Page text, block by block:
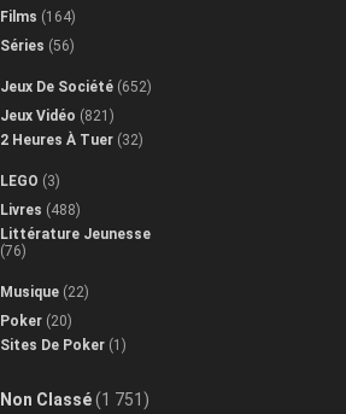
Films (164)
Séries (56)
Jeux De Société (652)
Jeux Vidéo (821)
2 Heures À Tuer (32)
LEGO (3)
Livres (488)
Littérature Jeunesse
(76)
Musique (22)
Poker (20)
Sites De Poker (1)
Non Classé(1 751)